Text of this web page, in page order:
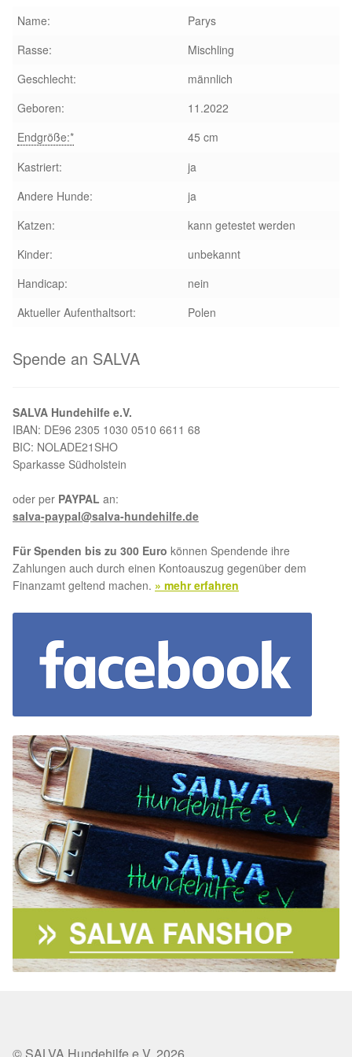
Happy End Stories
Regenbogenbrücke
Aktuelles
SALVA News
Kreativprojekte
Updates „Hilfe La Linea“
Partnertierheim in Bulgarien
Partnertierheim in Polen
Name:
Parys
Rasse:
Mischling
Geschlecht:
männlich
Geboren:
11.2022
Endgröße:*
45 cm
Kastriert:
ja
Andere Hunde:
ja
Katzen:
kann getestet werden
Kinder:
unbekannt
Handicap:
nein
Aktueller Aufenthaltsort:
Polen
Spende an SALVA
SALVA Hundehilfe e.V.
IBAN: DE96 2305 1030 0510 6611 68
BIC: NOLADE21SHO
Sparkasse Südholstein
oder per PAYPAL an:
salva-paypal@salva-hundehilfe.de
Für Spenden bis zu 300 Euro können Spendende ihre
Zahlungen auch durch einen Kontoauszug gegenüber dem
Finanzamt geltend machen. » mehr erfahren